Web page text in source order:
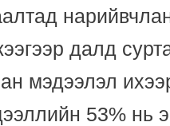
далд
мэдээлэл
53% нь